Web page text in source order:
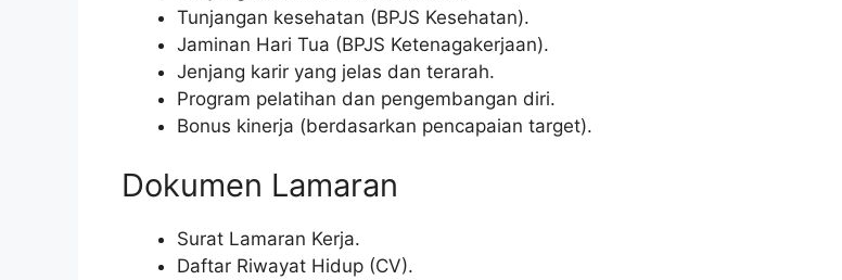
Tunjangan kesehatan (BPJS Kesehatan).
Jaminan Hari Tua (BPJS Ketenagakerjaan).
Jenjang karir yang jelas dan terarah.
Program pelatihan dan pengembangan diri.
Bonus kinerja (berdasarkan pencapaian target).
Dokumen Lamaran
Surat Lamaran Kerja.
Daftar Riwayat Hidup (CV).